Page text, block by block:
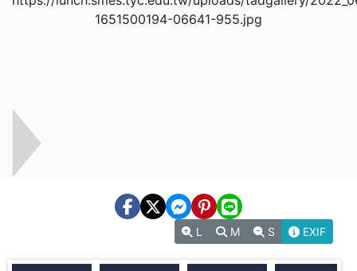
L M S EXIF